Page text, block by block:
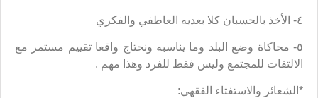
٤- الأخذ بالحسبان كلا بعديه العاطفي والفكري
٥- محاكاة وضع البلد وما يناسبه ونحتاج واقعا تقييم مستمر مع
الالتفات للمجتمع وليس فقط للفرد وهذا مهم .
*الشعائر والاستفتاء الفقهي: